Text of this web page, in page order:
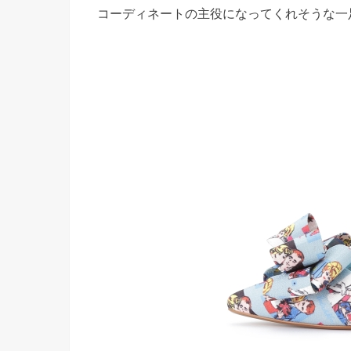
コーディネートの主役になってくれそうな一